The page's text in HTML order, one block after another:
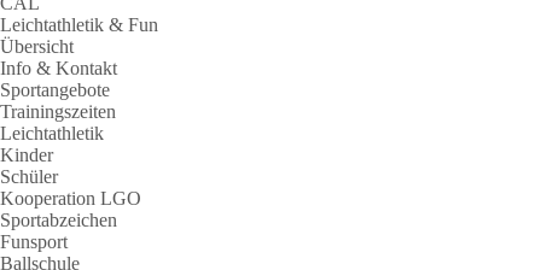
Leichtathletik & Fun
Übersicht
Info & Kontakt
Sportangebote
Trainingszeiten
Leichtathletik
Kinder
Schüler
Kooperation LGO
Sportabzeichen
Funsport
Ballschule